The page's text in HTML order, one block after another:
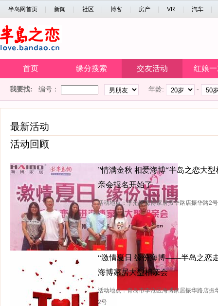
半岛网首页 新闻 社区 博客 房产 VR 汽车
首页 缘分搜索 交友活动 红娘
我要找: 编号： 年龄: -
最新活动
活动回顾
”情满金秋 相爱海博“半岛之恋大型
亲会报名开始了
活动地点：李沧区海博家居振华路店振华路2号
“激情夏日 缘份海博——半岛之恋
海博家居大型相亲会
活动地点：青岛市李沧区海博家居振华路店振
2号